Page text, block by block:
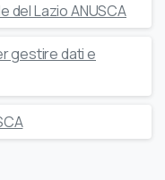
del Lazio ANUSCA
gestire dati e